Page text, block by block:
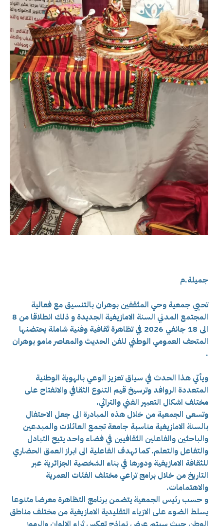
جميلة.م
تحيي جمعية وحي المثقفين بوهران بالتنسيق مع فعالية
المجتمع المدني السنة الامازيغية الجديدة و ذلك انطلاقا من 8
الى 18 جانفي 2026 في تظاهرة ثقافية وفنية شاملة يحتضنها
المتحف العمومي الوطني للفن الحديث والمعاصر مامو بوهران
.
ويأتي هذا الحدث في سياق تعزيز الوعي بالهوية الوطنية
المتعددة الروافد وترسيخ قيم التنوع الثقافي والانفتاح على
مختلف اشكال التعبير الفني والتراثي.
وتسعى الجمعية من خلال هذه المبادرة الى جعل الاحتفال
بالسنة الامازيغية مناسبة جامعة تجمع العائلات والمبدعين
والباحثين والفاعلين الثقافيين في فضاء واحد يتيح التبادل
والتفاعل والتعلم. كما تهدف الفاعلية الى ابراز العمق الحضاري
للثقافة الامازيغية ودورها في بناء الشخصية الجزائرية عبر
التاريخ من خلال برامج تراعي مختلف الفئات العمرية
والاهتمامات.
و حسب رئيس الجمعية يتضمن برنامج التظاهرة معرضا متنوعا
يسلط الضوء على الازياء التقليدية الامازيغية من مختلف مناطق